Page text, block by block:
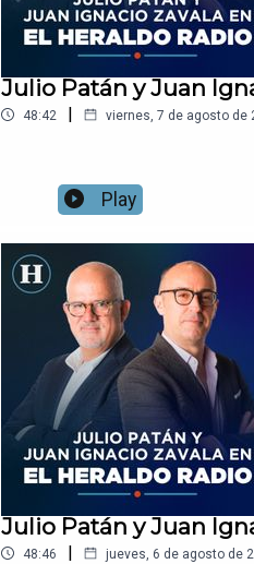
Julio Patán y Juan
48:42 | viernes, 7 de agosto de
Play
Julio Patán y Juan
48:46 | jueves, 6 de agosto de